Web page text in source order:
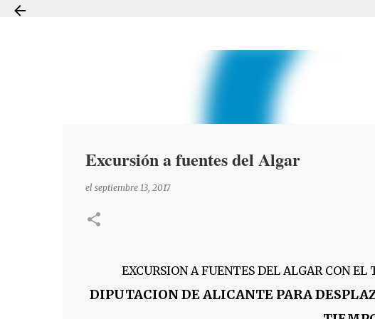
Excursión a fuentes del Algar
el septiembre 13, 2017
EXCURSION A FUENTES DEL ALGAR CON EL
DIPUTACION DE ALICANTE PARA